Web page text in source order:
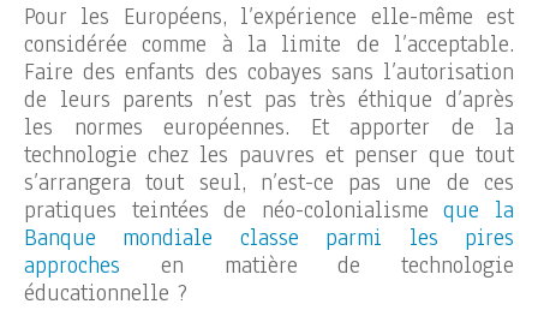
Pour les Européens, l’expérience elle-même est
considérée comme à la limite de l’acceptable.
Faire des enfants des cobayes sans l’autorisation
de leurs parents n’est pas très éthique d’après
les normes européennes. Et apporter de la
technologie chez les pauvres et penser que tout
s’arrangera tout seul, n’est-ce pas une de ces
pratiques teintées de néo-colonialismeque la
Banque mondiale classe parmi les pires
approches en matière de technologie
éducationnelle ?